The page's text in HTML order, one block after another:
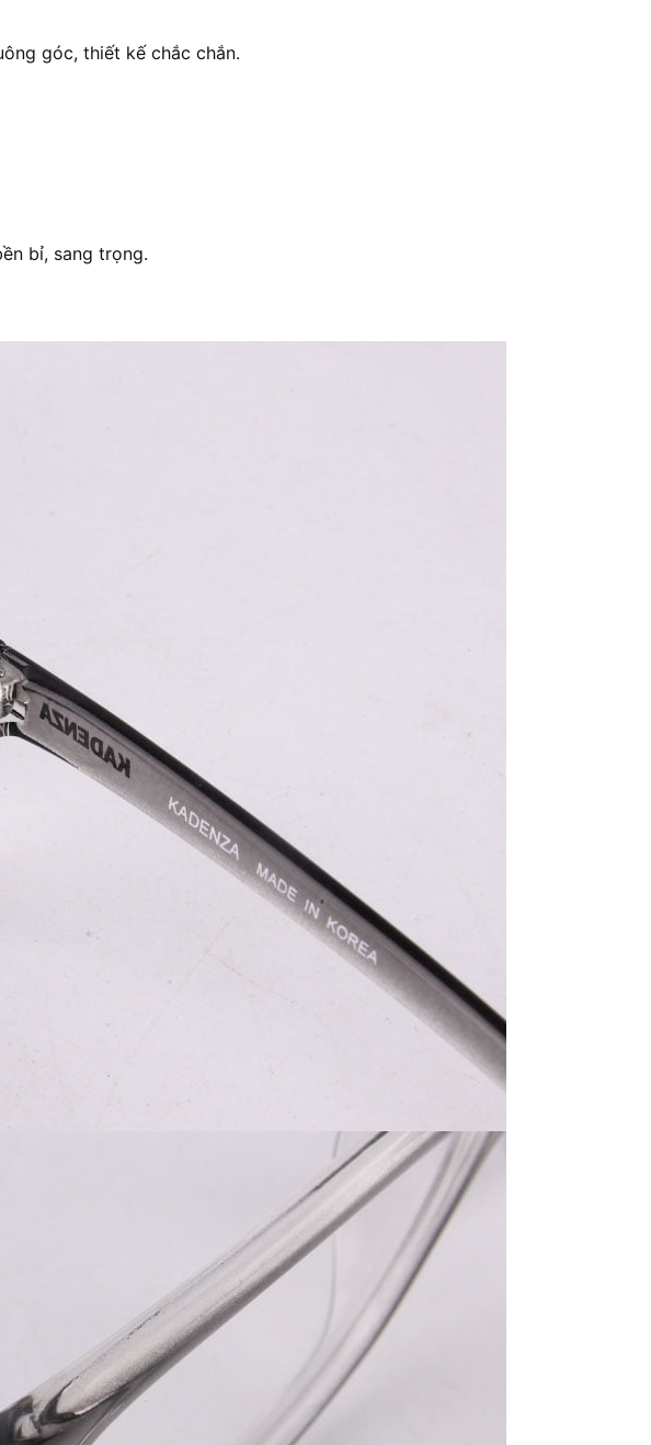
góc, thiết kế chắc chắn.
bỉ, sang trọng.